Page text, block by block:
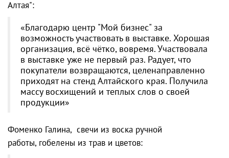
Алтая":
«Благодарю центр "Мой бизнес" за
возможность участвовать в выставке. Хорошая
организация, всё чётко, вовремя. Участвовала
в выставке уже не первый раз. Радует, что
покупатели возвращаются, целенаправленно
приходят на стенд Алтайского края. Получила
массу восхищений и теплых слов о своей
продукции»
Фоменко Галина, свечи из воска ручной
работы, гобелены из трав и цветов: